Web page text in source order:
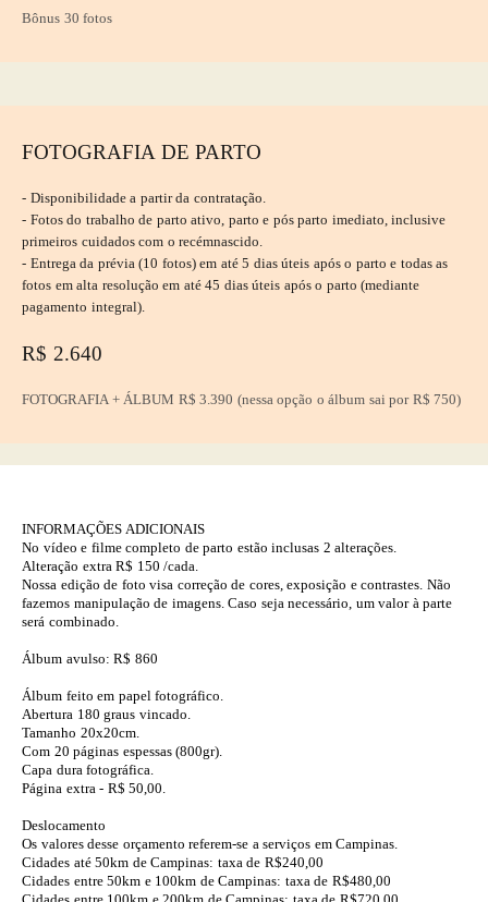
Bônus 30 fotos
FOTOGRAFIA DE PARTO
- Disponibilidade a partir da contratação.
- Fotos do trabalho de parto ativo, parto e pós parto imediato, inclusive
primeiros cuidados com o recémnascido.
- Entrega da prévia (10 fotos) em até 5 dias úteis após o parto e todas as
fotos em alta resolução em até 45 dias úteis após o parto (mediante
pagamento integral).
R$ 2.640
FOTOGRAFIA + ÁLBUM R$ 3.390 (nessa opção o álbum sai por R$ 750)
INFORMAÇÕES ADICIONAIS
No vídeo e filme completo de parto estão inclusas 2 alterações.
Alteração extra R$ 150 /cada.
Nossa edição de foto visa correção de cores, exposição e contrastes. Não
fazemos manipulação de imagens. Caso seja necessário, um valor à parte
será combinado.
Álbum avulso: R$ 860
Álbum feito em papel fotográfico.
Abertura 180 graus vincado.
Tamanho 20x20cm.
Com 20 páginas espessas (800gr).
Capa dura fotográfica.
Página extra - R$ 50,00.
Deslocamento
Os valores desse orçamento referem-se a serviços em Campinas.
Cidades até 50km de Campinas: taxa de R$240,00
Cidades entre 50km e 100km de Campinas: taxa de R$480,00